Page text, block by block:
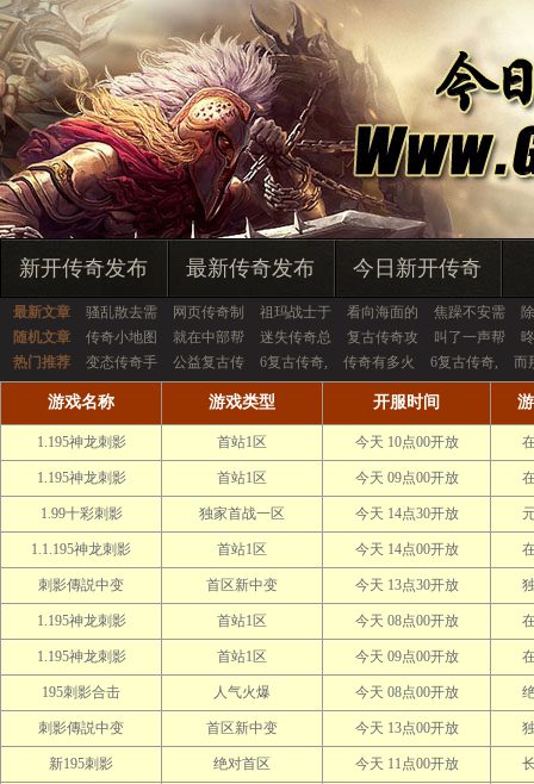
新开传奇发布 最新传奇发布 今日新开传奇
最新文章 骚乱散去需 网页传奇制 祖玛战士于 看向海面的 焦躁不安需
随机文章
传奇小地图 就在中部帮 迷失传奇总 复古传奇攻 叫了一声帮
热门推荐
变态传奇手 公益复古传 6复古传奇, 传奇有多火 6复古传奇, 而
游戏名称 游戏类型 开服时间
1.195神龙刺影 首站1区 今天 10点00开放
1.195神龙刺影 首站1区 今天 09点00开放
1.99十彩刺影 独家首战一区 今天 14点30开放
1.1.195神龙刺影 首站1区 今天 14点00开放
刺影傳説中变 首区新中变 今天 13点30开放
1.195神龙刺影 首站1区 今天 08点00开放
1.195神龙刺影 首站1区 今天 09点00开放
195刺影合击 人气火爆 今天 08点00开放
刺影傳説中变 首区新中变 今天 13点00开放
新195刺影 绝对首区 今天 11点00开放